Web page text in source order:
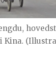
Kina.